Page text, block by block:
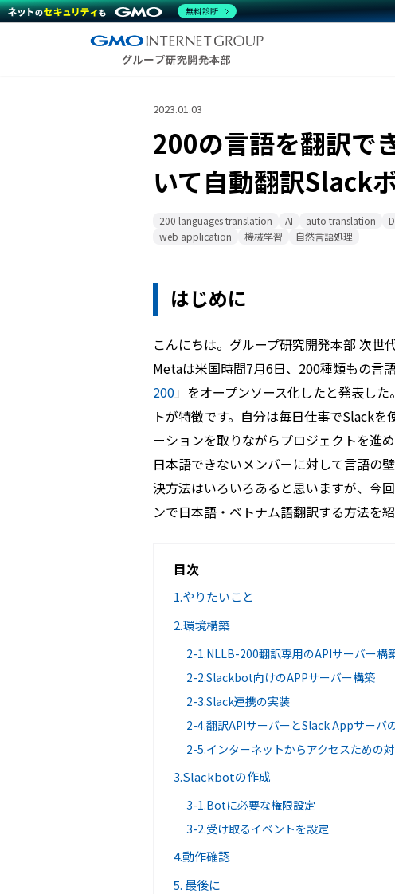
2023.01.03
200の言語を翻訳で
いて自動翻訳Slack
200 languages translation AI auto translation
web application
機械学習 自然言語処理
はじめに
こんにちは。グループ研究開発本部 次世
Metaは米国時間7月6日、200種類もの言
200」をオープンソース化したと発表し
トが特徴です。自分は毎日仕事でSlack
ーションを取りながらプロジェクトを進
日本語できないメンバーに対して言語の
決方法はいろいろあると思いますが、今
ンで日本語・ベトナム語翻訳する方法を
目次
1.やりたいこと
2.環境構築
2-1.NLLB-200翻訳専用のAPIサーバー構
2-2.Slackbot向けのAPPサーバー構築
2-3.Slack連携の実装
2-4.翻訳APIサーバーとSlack Appサーバ
2-5.インターネットからアクセスための
3.Slackbotの作成
3-1.Botに必要な権限設定
3-2.受け取るイベントを設定
4.動作確認
5. 最後に
無料診断